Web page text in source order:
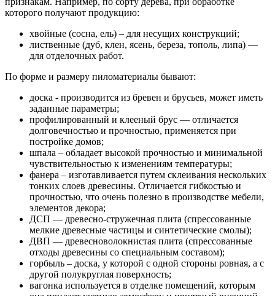
которого получают продукцию:
хвойные (сосна, ель) – для несущих конструкций;
лиственные (дуб, клен, ясень, береза, тополь, липа) —
для отделочных работ.
По форме и размеру пиломатериалы бывают:
доска - производится из бревен и брусьев, может иметь
заданные параметры;
профилированный и клееный брус — отличается
долговечностью и прочностью, применяется при
постройке домов;
шпала – обладает высокой прочностью и минимальной
чувствительностью к изменениям температуры;
фанера – изготавливается путем склеивания нескольких
тонких слоев древесины. Отличается гибкостью и
прочностью, что очень полезно в производстве мебели,
элементов декора;
ДСП — древесно-стружечная плита (спрессованные
мелкие древесные частицы и синтетические смолы);
ДВП — древесноволокнистая плита (спрессованные
отходы древесины со специальным составом);
горбыль – доска, у которой с одной стороны ровная, а с
другой полукруглая поверхность;
вагонка используется в отделке помещений, которым